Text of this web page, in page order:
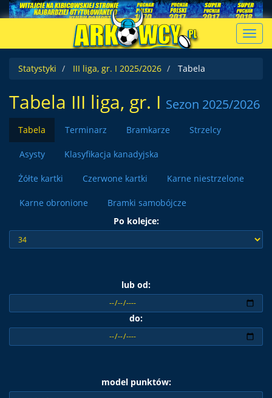
Statystyki
III liga, gr. I 2025/2026 Tabela
Tabela III liga, gr. I Sezon 2025/2026
Tabela Terminarz Bramkarze Strzelcy
Asysty Klasyfikacja kanadyjska
Żółte kartki Czerwone kartki Karne niestrzelone
Karne obronione
Bramki samobójcze
Po kolejce:
lub od:
do:
model punktów: